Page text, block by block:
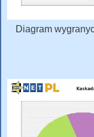
Diagram